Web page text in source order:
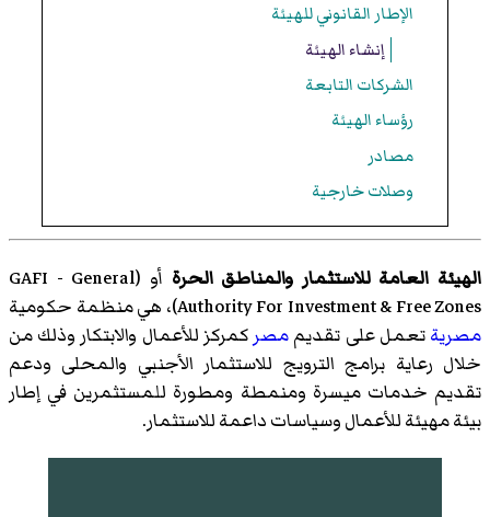
الإطار القانوني للهيئة
إنشاء الهيئة
الشركات التابعة
رؤساء الهيئة
مصادر
وصلات خارجية
الهيئة العامة للاستثمار والمناطق الحرة أو (GAFI - General
Authority For Investment & Free Zones)‏، هي منظمة حكومية
مصريةتعمل على تقديممصر كمركز للأعمال والابتكار وذلك من
خلال رعاية برامج الترويج للاستثمار الأجنبي والمحلى ودعم
تقديم خدمات ميسرة ومنمطة ومطورة للمستثمرين في إطار
بيئة مهيئة للأعمال وسياسات داعمة للاستثمار.